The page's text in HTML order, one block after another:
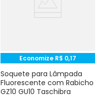
Economize R$ 0,17
Soquete para Lâmpada
Fluorescente com Rabicho
GZ10 GU10 Taschibra